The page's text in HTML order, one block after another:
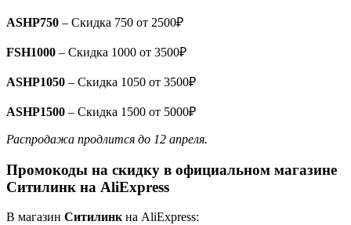
ASHP750 – Скидка 750 от 2500₽
FSH1000 – Скидка 1000 от 3500₽
ASHP1050 – Скидка 1050 от 3500₽
ASHP1500 – Скидка 1500 от 5000₽
Распродажа продлится до 12 апреля.
Промокоды на скидку в официальном магазине
Ситилинк на AliExpress
В магазин Ситилинк на AliExpress: